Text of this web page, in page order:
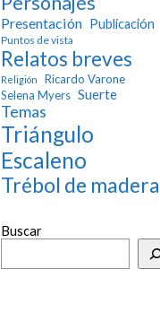
Presentación Publicación
Puntos de vista
Relatos breves
Religión
Ricardo Varone
Selena Myers Suerte
Temas
Triángulo
Escaleno
Trébol de madera
Buscar